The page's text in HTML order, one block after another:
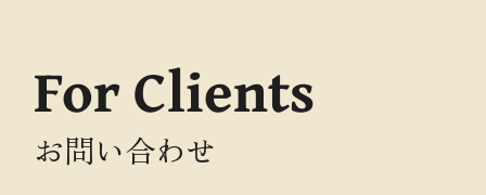
For Clients
お問い合わせ